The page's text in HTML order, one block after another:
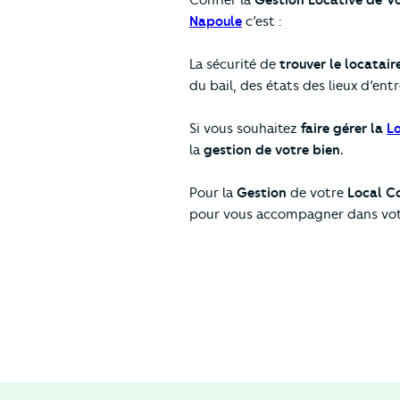
Napoule c’est :
La sécurité de trouver le
du bail, des états des lieux
Si vous souhaitez faire gérer la
lagestion de votre bien.
Pour laGestion de votre Local
pour vous accompagner dans